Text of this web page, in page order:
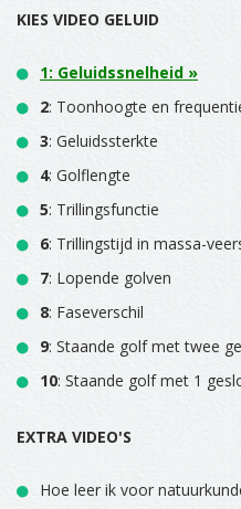
KIES VIDEO GELUID
1: Geluidssnelheid »
2: Toonhoogte en
3: Geluidssterkte
4: Golflengte
5: Trillingsfunctie
6: Trillingstijd in massa-
7: Lopende golven
8: Faseverschil
9: Staande golf met twee
10: Staande golf met 1
EXTRA VIDEO'S
Hoe leer ik voor